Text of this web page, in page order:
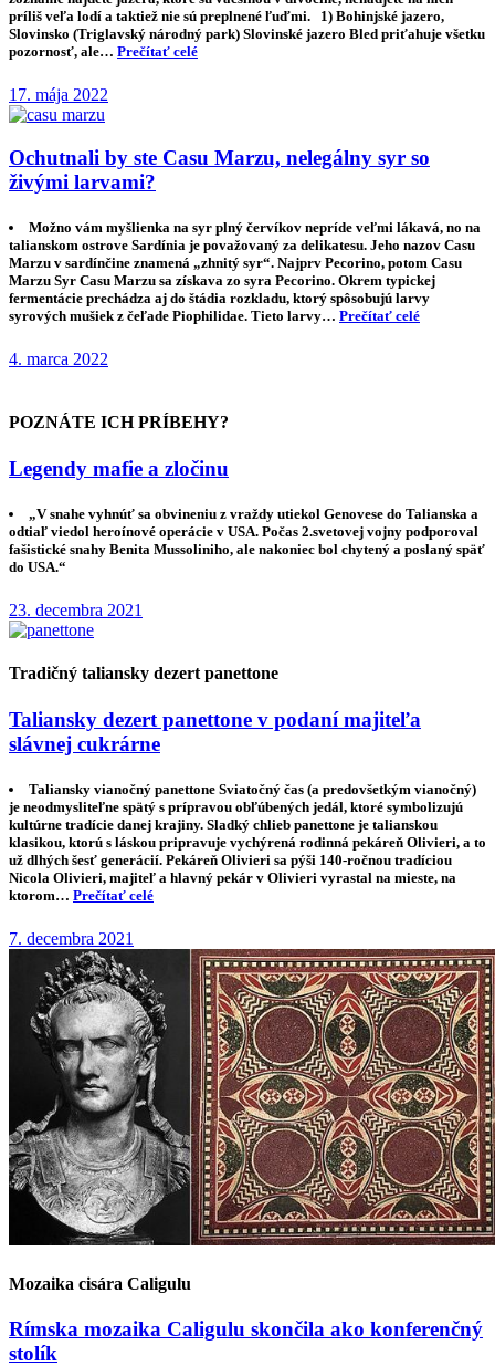
príliš veľa lodí a taktiež nie sú preplnené ľuďmi. 1) Bohinjské jazero,
Slovinsko (Triglavský národný park) Slovinské jazero Bled priťahuje všetku
pozornosť, ale… Prečítať celé
17. mája 2022
Ochutnali by ste Casu Marzu, nelegálny syr so
živými larvami?
Možno vám myšlienka na syr plný červíkov nepríde veľmi lákavá, no na
talianskom ostrove Sardínia je považovaný za delikatesu. Jeho nazov Casu
Marzu v sardínčine znamená „zhnitý syr“. Najprv Pecorino, potom Casu
Marzu Syr Casu Marzu sa získava zo syra Pecorino. Okrem typickej
fermentácie prechádza aj do štádia rozkladu, ktorý spôsobujú larvy
syrových mušiek z čeľade Piophilidae. Tieto larvy… Prečítať celé
4. marca 2022
POZNÁTE ICH PRÍBEHY?
Legendy mafie a zločinu
„V snahe vyhnúť sa obvineniu z vraždy utiekol Genovese do Talianska a
odtiaľ viedol heroínové operácie v USA. Počas 2.svetovej vojny podporoval
fašistické snahy Benita Mussoliniho, ale nakoniec bol chytený a poslaný späť
do USA.“
23. decembra 2021
Tradičný taliansky dezert panettone
Taliansky dezert panettone v podaní majiteľa
slávnej cukrárne
Taliansky vianočný panettone Sviatočný čas (a predovšetkým vianočný)
je neodmysliteľne spätý s prípravou obľúbených jedál, ktoré symbolizujú
kultúrne tradície danej krajiny. Sladký chlieb panettone je talianskou
klasikou, ktorú s láskou pripravuje vychýrená rodinná pekáreň Olivieri, a to
už dlhých šesť generácií. Pekáreň Olivieri sa pýši 140-ročnou tradíciou
Nicola Olivieri, majiteľ a hlavný pekár v Olivieri vyrastal na mieste, na
ktorom… Prečítať celé
7. decembra 2021
Mozaika cisára Caligulu
Rímska mozaika Caligulu skončila ako konferenčný
stolík